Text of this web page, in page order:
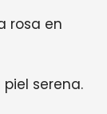
rosa en
serena.